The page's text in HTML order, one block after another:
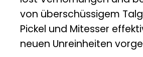
von überschüssigem
Pickel und Mitesser
neuen Unreinheiten